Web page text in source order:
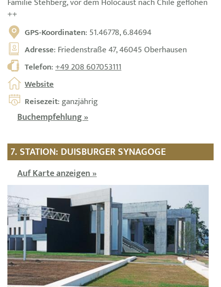
++
GPS-Koordinaten: 51.46778, 6.84694
Adresse: Friedenstraße 47, 46045 Oberhausen
Telefon:+49 208 607053111
Website
Reisezeit: ganzjährig
Buchempfehlung »
7. STATION: DUISBURGER SYNAGOGE
Auf Karte anzeigen »